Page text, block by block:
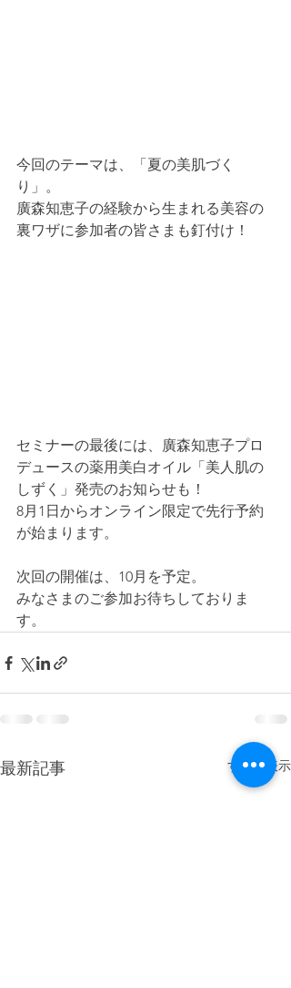
今回のテーマは、「夏の美肌づく
り」。
廣森知恵子の経験から生まれる美容の
裏ワザに参加者の皆さまも釘付け！
セミナーの最後には、廣森知恵子プロ
デュースの薬用美白オイル「美人肌の
しずく」発売のお知らせも！
8月1日からオンライン限定で先行予約
が始まります。
次回の開催は、10月を予定。
みなさまのご参加お待ちしておりま
す。
最新記事 すべて表示